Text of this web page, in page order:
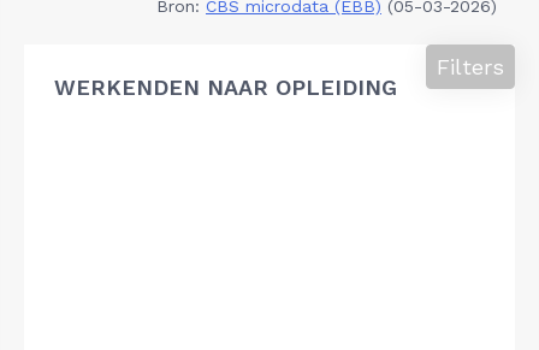
Bron: CBS microdata (EBB) (05-03-2026)
WERKENDEN NAAR OPLEIDING
Filters